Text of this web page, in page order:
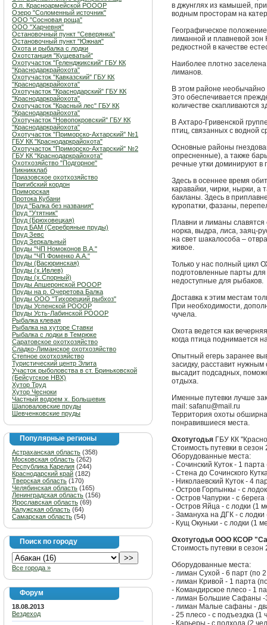
О.п. Красноармейской РОООР
Озеро "Соломенный источник"
ООО "Сосновая роща"
ООО "Харчевня"
Остановочный пункт "Северянка"
Остановочный пункт "Южная"
Охота и рыбалка с лодки
Охотстанция "Кущеватый"
Охотучасток "Геленджикский" ГБУ КК
"Краснодаркрайохота"
Охотучасток "Кавказский" ГБУ КК
"Краснодаркрайохота"
Охотучасток "Краснодарский" ГБУ КК
"Краснодаркрайохота"
Охотучасток "Красный лес" ГБУ КК
"Краснодаркрайохота"
Охотучасток "Новопокровский" ГБУ КК
"Краснодаркрайохота"
Охотучасток "Приморско-Ахтарский" №1
ГБУ КК "Краснодаркрайохота"
Охотучасток "Приморско-Ахтарский" №2
ГБУ КК "Краснодаркрайохота"
Охотхозяйство "Подгорное"
Пикникклаб
Приазовское охотхозяйство
Пригибский кордон
Приморская
Протока Кубани
Пруд "Балка без названия"
Пруд "Утятник"
Пруд (Брюховецкая)
Пруд БАМ (Серебряные пруды)
Пруд Зевс
Пруд Зеркальный
Пруды "ЧП Номоконов В.А."
Пруды "ЧП Фоменко А.А."
Пруды (Васюринская)
Пруды (х.Ивлев)
Пруды (х.Спорный)
Пруды Апшеронской РОООР
Пруды на р. Очеретова Балка
Пруды ООО "Тихорецкий рыбхоз"
Пруды Успенской РОООР
Пруды Усть-Лабинской РОООР
Рыбалка клевая
Рыбалка на хуторе Ставки
Рыбалка с лодки в Темрюке
Саратовское охотхозяйство
Сладко-Лиманское охотхозяйство
Степное охотхозяйство
Туристический центр Элита
Участок рыболовства в ст. Бриньковской
(Бейсугское НВХ)
Хутор Труд
Хутор Чесноки
Частный водоем х. Большевик
Шаповаловские пруды
Шевченковские пруды
Популярные регионы
Астраханская область (358)
Московская область (262)
Республика Карелия (244)
Краснодарский край (182)
Тверская область (170)
Челябинская область (165)
Ленинградская область (156)
Ярославская область (69)
Калужская область (64)
Самарская область (54)
Поиск по городу
Все города »
Форум
18.08.2013
Вездеход
в джунглях из камышей,
водным просторам на
Географическое
лиманной и плавневой зон
редкостной в качестве
Наиболее плотно
лиманов.
В этом районе
Это обеспечивается
количестве скапливаются
В Ахтаро-Гривенской
птиц, связанных с водной
Основные районы
опресненные), а также
речные утки доминируют в
Здесь в осеннее время
каравайки, чирки, нырки,
бакланы. Здесь в
куропатки, фазаны,
Плавни и лиманы
норка, выдра, лиса, заяц-
на свет шакалособа –
живое.
Только у нас полный
подготовленные парты для
недоступные для рыбаков.
Доставка к этим местам
При необходимости,
чучела.
Охота ведется как
когда птица поднимается
Опытный егерь заранее
засидку, расставит
высадит подсадных,
отдыха.
Именные путевки лучше
mail: safanu@mail.ru
Территория охоты
понравившиеся места.
Охотугодья ГБУ КК
Стоимость путевки в сезон
Оборудованные места:
- Сочинский Куток - 1
- Стена до Сочинского
- Николаевский Куток - 4
- Остров Горпынкы - с
- Остров Чапурки - с берега
- Остров Яйца - с лодки (1
- Замануха на ДГК - с лодки
- Кущ Окуньки - с лодки (1
Охотугодья ООО КСОР
Стоимость путевки в сезон
Оборудованные места:
- лиман Сухой - 6 парт (по
- лиман Кривой - 1 парта
- Командирское плесо - 1
- лиман Большие Сафаны -
- лиман Малые сафаны -
- 25 плесо - с подъездка (1
- Карьеры - с подхода (2